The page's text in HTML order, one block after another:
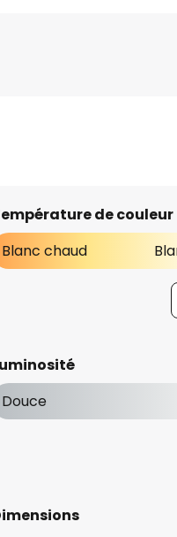
de couleur
Blanc chaud
Douce